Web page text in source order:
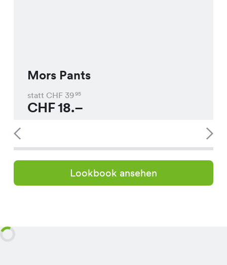
Mors Pants
statt CHF 3995
CHF18.–
Lookbook ansehen